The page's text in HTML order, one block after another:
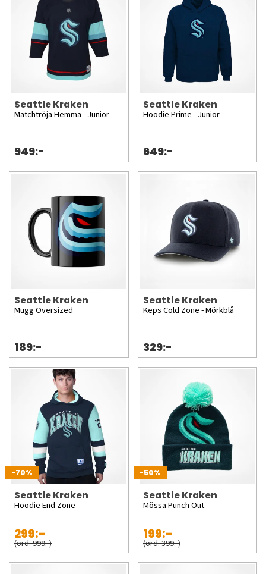
Seattle Kraken
Matchtröja Hemma - Junior
949:-
Seattle Kraken
Hoodie Prime - Junior
649:-
Seattle Kraken
Mugg Oversized
189:-
Seattle Kraken
Keps Cold Zone - Mörkblå
329:-
-70%
Seattle Kraken
Hoodie End Zone
299:-
(ord. 999:-)
-50%
Seattle Kraken
Mössa Punch Out
199:-
(ord. 399:-)